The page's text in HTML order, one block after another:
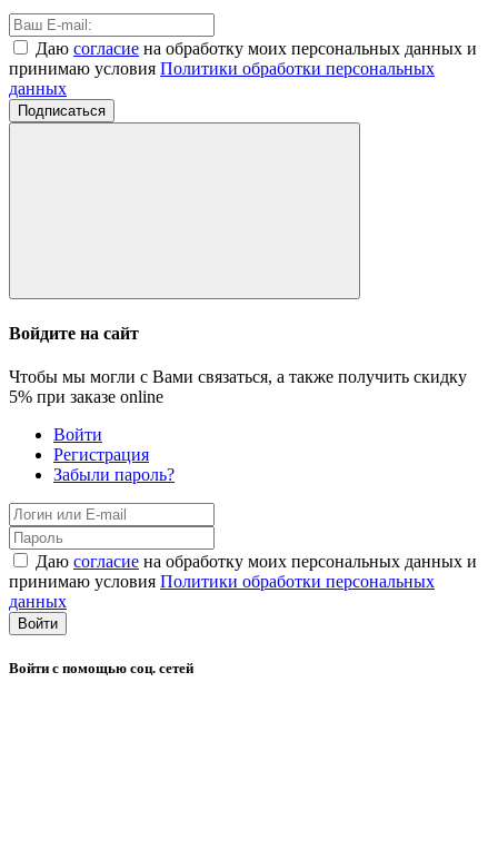
Даю согласие на обработку моих персональных данных и
принимаю условия Политики обработки персональных
данных
Подписаться
Войдите на сайт
Чтобы мы могли с Вами связаться, а также получить скидку
5% при заказе online
Войти
Регистрация
Забыли пароль?
Даю согласие на обработку моих персональных данных и
принимаю условия Политики обработки персональных
данных
Войти
Войти с помощью соц. сетей